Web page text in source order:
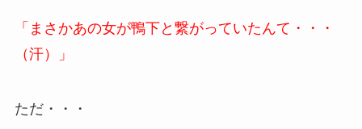
「まさかあの女が鴨下と繋がっていたんて・・・
（汗）」
ただ・・・